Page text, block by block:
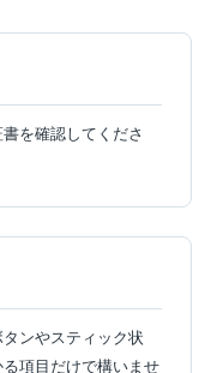
を確認してくださ
ンやスティック状
項目だけで構いませ